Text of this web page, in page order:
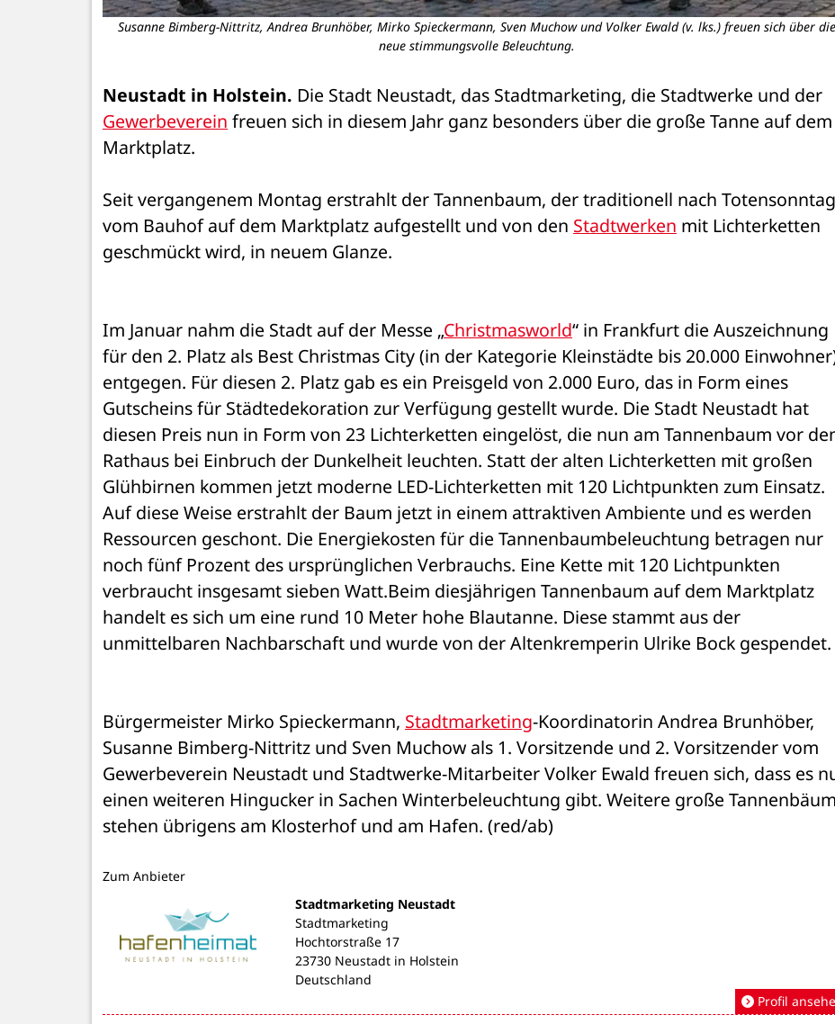
Susanne Bimberg-Nittritz, Andrea Brunhöber, Mirko Spieckermann, Sven Muchow und Volker Ewald (v. lks.) freuen sich über die
neue stimmungsvolle Beleuchtung.
Neustadt in Holstein.
Gewerbeverein freuen sich in diesem Jahr ganz besonders über die große Tanne auf dem
Marktplatz.
Seit vergangenem Montag erstrahlt der Tannenbaum, der traditionell nach Totensonntag
vom Bauhof auf dem Marktplatz aufgestellt und von den Stadtwerken mit Lichterketten
geschmückt wird, in neuem Glanze.
Im Januar nahm die Stadt auf der Messe „Christmasworld“ in Frankfurt die Auszeichnung
für den 2. Platz als Best Christmas City (in der Kategorie Kleinstädte bis 20.000
entgegen. Für diesen 2. Platz gab es ein Preisgeld von 2.000 Euro, das in Form eines
Gutscheins für Städtedekoration zur Verfügung gestellt wurde. Die Stadt Neustadt hat
diesen Preis nun in Form von 23 Lichterketten eingelöst, die nun am Tannenbaum vor
Rathaus bei Einbruch der Dunkelheit leuchten. Statt der alten Lichterketten mit großen
Glühbirnen kommen jetzt moderne LED-Lichterketten mit 120 Lichtpunkten zum Einsatz.
Auf diese Weise erstrahlt der Baum jetzt in einem attraktiven Ambiente und es werden
Ressourcen geschont. Die Energiekosten für die Tannenbaumbeleuchtung betragen nur
noch fünf Prozent des ursprünglichen Verbrauchs. Eine Kette mit 120 Lichtpunkten
verbraucht insgesamt sieben Watt.Beim diesjährigen Tannenbaum auf dem Marktplatz
handelt es sich um eine rund 10 Meter hohe Blautanne. Diese stammt aus der
unmittelbaren Nachbarschaft und wurde von der Altenkremperin Ulrike Bock gespendet.
Bürgermeister Mirko Spieckermann, Stadtmarketing-Koordinatorin Andrea Brunhöber,
Susanne Bimberg-Nittritz und Sven Muchow als 1. Vorsitzende und 2. Vorsitzender vom
Gewerbeverein Neustadt und Stadtwerke-Mitarbeiter Volker Ewald freuen sich, dass es
einen weiteren Hingucker in Sachen Winterbeleuchtung gibt. Weitere große
stehen übrigens am Klosterhof und am Hafen. (red/ab)
Zum Anbieter
Stadtmarketing Neustadt
Stadtmarketing
Hochtorstraße 17
23730 Neustadt in Holstein
Deutschland
Profil